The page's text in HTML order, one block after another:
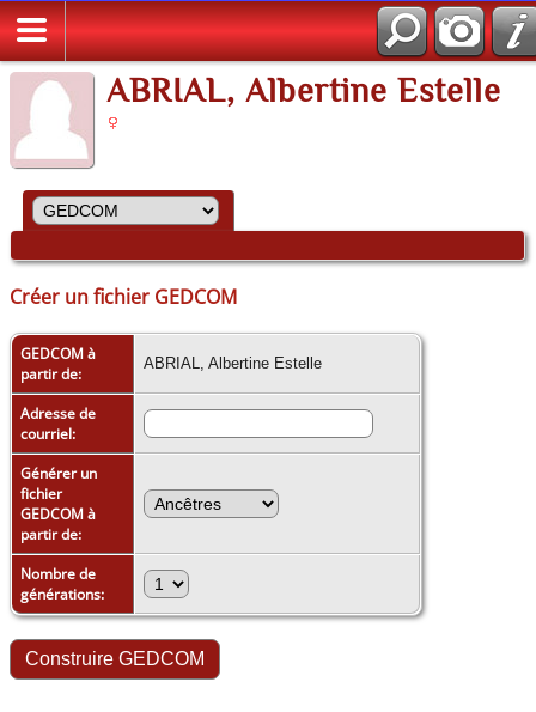
ABRIAL, Albertine Estelle
Créer un fichier GEDCOM
GEDCOM à
partir de:
ABRIAL, Albertine Estelle
Adresse de
courriel:
Générer un
fichier
GEDCOM à
partir de:
Nombre de
générations: